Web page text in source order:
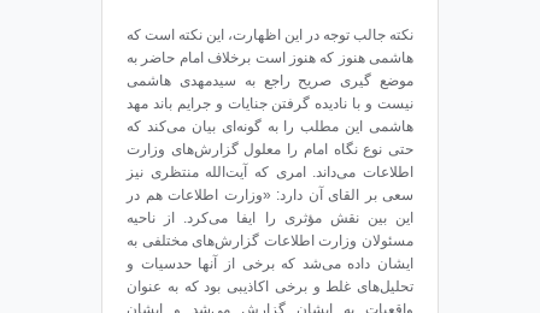
نکته جالب توجه در این اظهارت، این نکته است که
هاشمی هنوز که هنوز است برخلاف امام حاضر به
موضع گیری صریح راجع به سیدمهدی هاشمی
نیست و با نادیده گرفتن جنایات و جرایم باند مهد
هاشمی این مطلب را به گونه‌ای بیان می‌کند که
حتی نوع نگاه امام را معلول گزارش‌های وزارت
اطلاعات می‌داند. امری که ‌آیت‌الله منتظری نیز
سعی بر القای آن دارد: «وزارت اطلاعات هم در
این بین نقش مؤثری را ایفا می‌کرد. از ناحیه
مسئولان وزارت اطلاعات گزارش‌های مختلفی به
ایشان داده می‌شد که برخی از آنها حدسیات و
تحلیل‌های غلط و برخی اکاذیبی بود که به عنوان
واقعیات به ایشان گزارش می‌شد و ایشان